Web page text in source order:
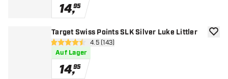
14,95
Target Swiss Points SLK Silver Luke Littler
Bewertungsbereich öffnen
4.5 Bewertungssterne
4.5 (143)
Auf Lager
14,95
Zur